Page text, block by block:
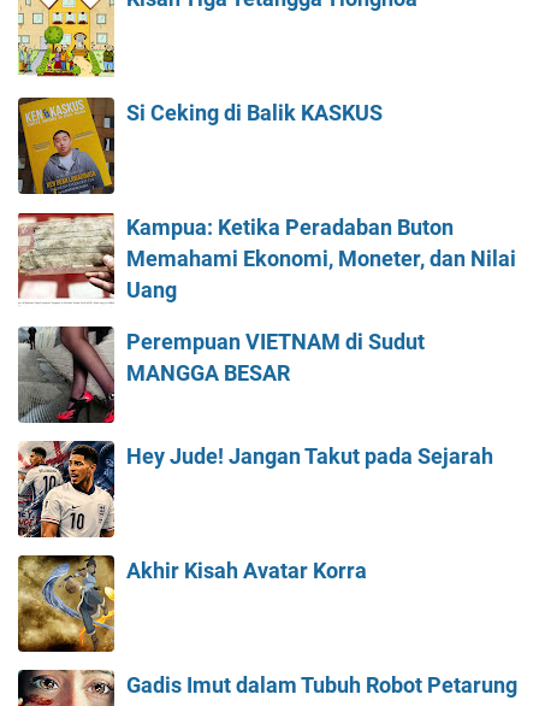
Si Ceking di Balik KASKUS
Kampua: Ketika Peradaban Buton
Memahami Ekonomi, Moneter, dan Nilai
Uang
Perempuan VIETNAM di Sudut
MANGGA BESAR
Hey Jude! Jangan Takut pada Sejarah
Akhir Kisah Avatar Korra
Gadis Imut dalam Tubuh Robot Petarung